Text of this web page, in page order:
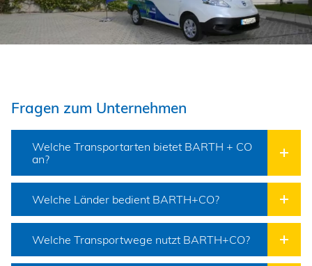
Fragen zum Unternehmen
Welche Transportarten bietet BARTH + CO
an?
Welche Länder bedient BARTH+CO?
Welche Transportwege nutzt BARTH+CO?